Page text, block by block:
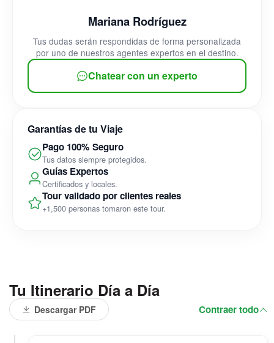
Tu Itinerario Día a Día
Descargar PDF Contraer todo
Mariana Rodríguez
Tus dudas serán respondidas de forma personalizada
por uno de nuestros agentes expertos en el destino.
Chatear con un experto
Garantías de tu Viaje
Pago 100% Seguro
Tus datos siempre protegidos.
Guías Expertos
Certificados y locales.
Tour validado por clientes reales
+1,500 personas tomaron este tour.